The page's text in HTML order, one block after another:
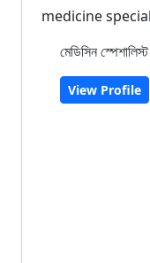
medicine
মেডিসিন স্পেশালিস্ট
View Profile